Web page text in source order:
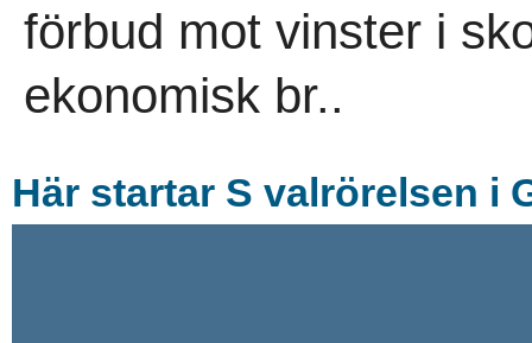
förbud mot vinster i
ekonomisk br..
Här startar S valrörelsen i